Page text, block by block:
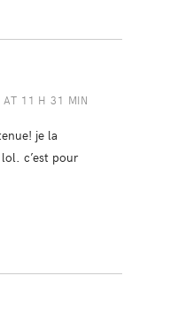
11 H 31 MIN
je la
c’est pour